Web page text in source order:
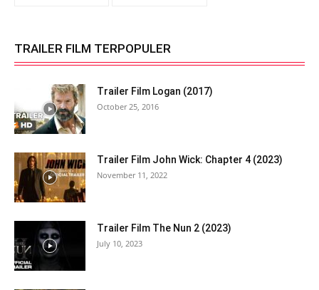
TRAILER FILM TERPOPULER
Trailer Film Logan (2017)
October 25, 2016
Trailer Film John Wick: Chapter 4 (2023)
November 11, 2022
Trailer Film The Nun 2 (2023)
July 10, 2023